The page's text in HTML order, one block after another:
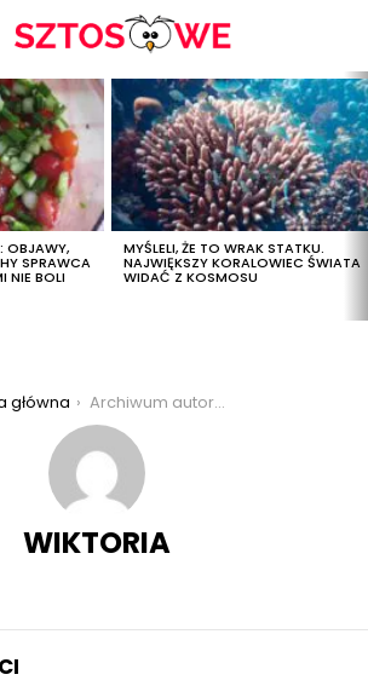
OBJAWY,
SPRAWCA
NIE BOLI
MYŚLELI, ŻE TO WRAK STATKU.
NAJWIĘKSZY KORALOWIEC ŚWIATA
WIDAĆ Z KOSMOSU
główna Archiwum autora: Wiktoria
WIKTORIA